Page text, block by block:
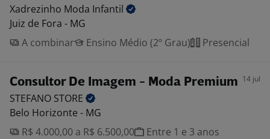
Xadrezinho Moda Infantil
Juiz de Fora - MG
A combinar
Ensino Médio (2º Grau) Presencial
Consultor De Imagem - Moda Premium 14 jul
STEFANO STORE
Belo Horizonte - MG
R$ 4.000,00 a R$ 6.500,00
Entre 1 e 3 anos